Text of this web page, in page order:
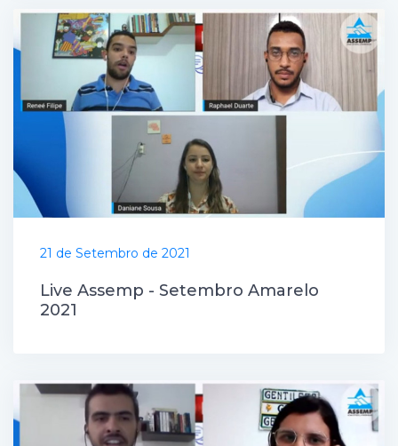
21 de Setembro de 2021
Live Assemp - Setembro Amarelo
2021